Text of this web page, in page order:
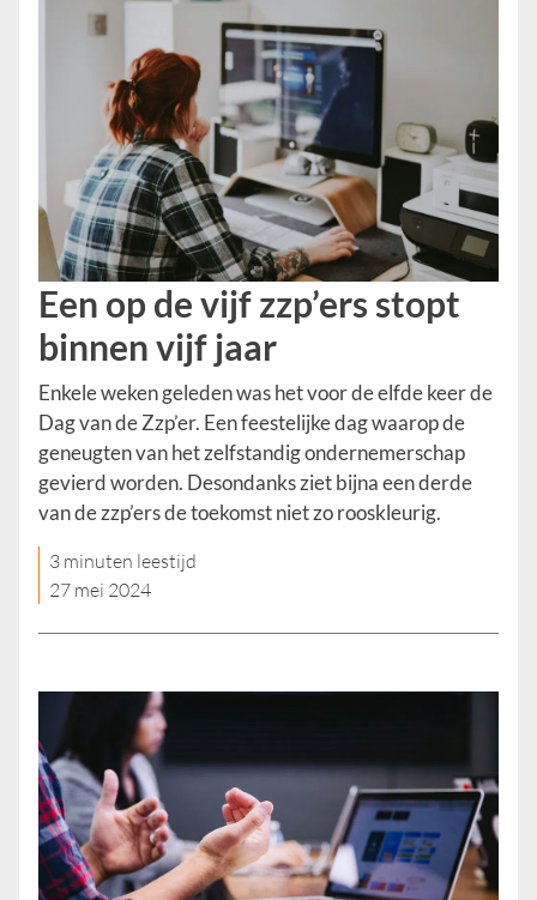
Een op de vijf zzp’ers stopt
binnen vijf jaar
Enkele weken geleden was het voor de elfde keer de
Dag van de Zzp’er. Een feestelijke dag waarop de
geneugten van het zelfstandig ondernemerschap
gevierd worden. Desondanks ziet bijna een derde
van de zzp’ers de toekomst niet zo rooskleurig.
3 minuten leestijd
27 mei 2024